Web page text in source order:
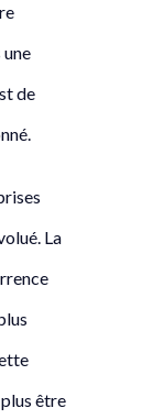
une
de
La
être